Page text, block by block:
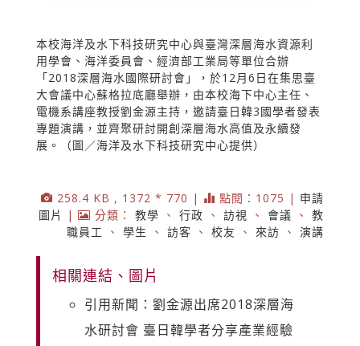
本校海洋及水下科技研究中心與臺灣深層海水資源利
用學會、海洋委員會、經濟部工業局等單位合辦
「2018深層海水國際研討會」，於12月6日在集思臺
大會議中心蘇格拉底廳舉辦，由本校海下中心主任、
電機系講座教授劉金源主持，邀請臺日韓3國學者發表
專題演講，並齊聚研討開創深層海水高值及永續發
展。（圖／海洋及水下科技研究中心提供）
258.4 KB , 1372 * 770 | 點閱：1075 | 申請
圖片
| 分類： 教學 、 行政 、 訪視 、 會議 、 教
職員工
、 學生 、 訪客 、 校友 、 來訪 、 演講
相關連結、圖片
引用新聞：劉金源出席2018深層海
水研討會 臺日韓學者分享產業經驗